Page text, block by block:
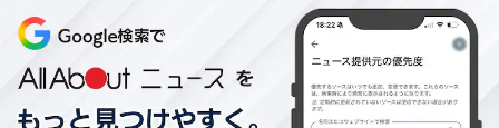
性／三重県）といった声が集まりました。
※回答者からのコメントは原文ママです